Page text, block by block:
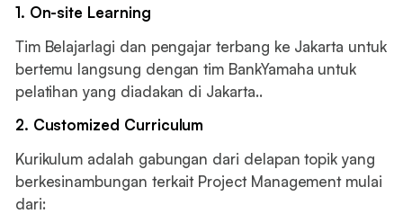
1. On-site Learning
Tim Belajarlagi dan pengajar terbang ke Jakarta untuk
bertemu langsung dengan tim BankYamaha untuk
pelatihan yang diadakan di Jakarta..
2. Customized Curriculum
Kurikulum adalah gabungan dari delapan topik yang
berkesinambungan terkait Project Management mulai
dari: